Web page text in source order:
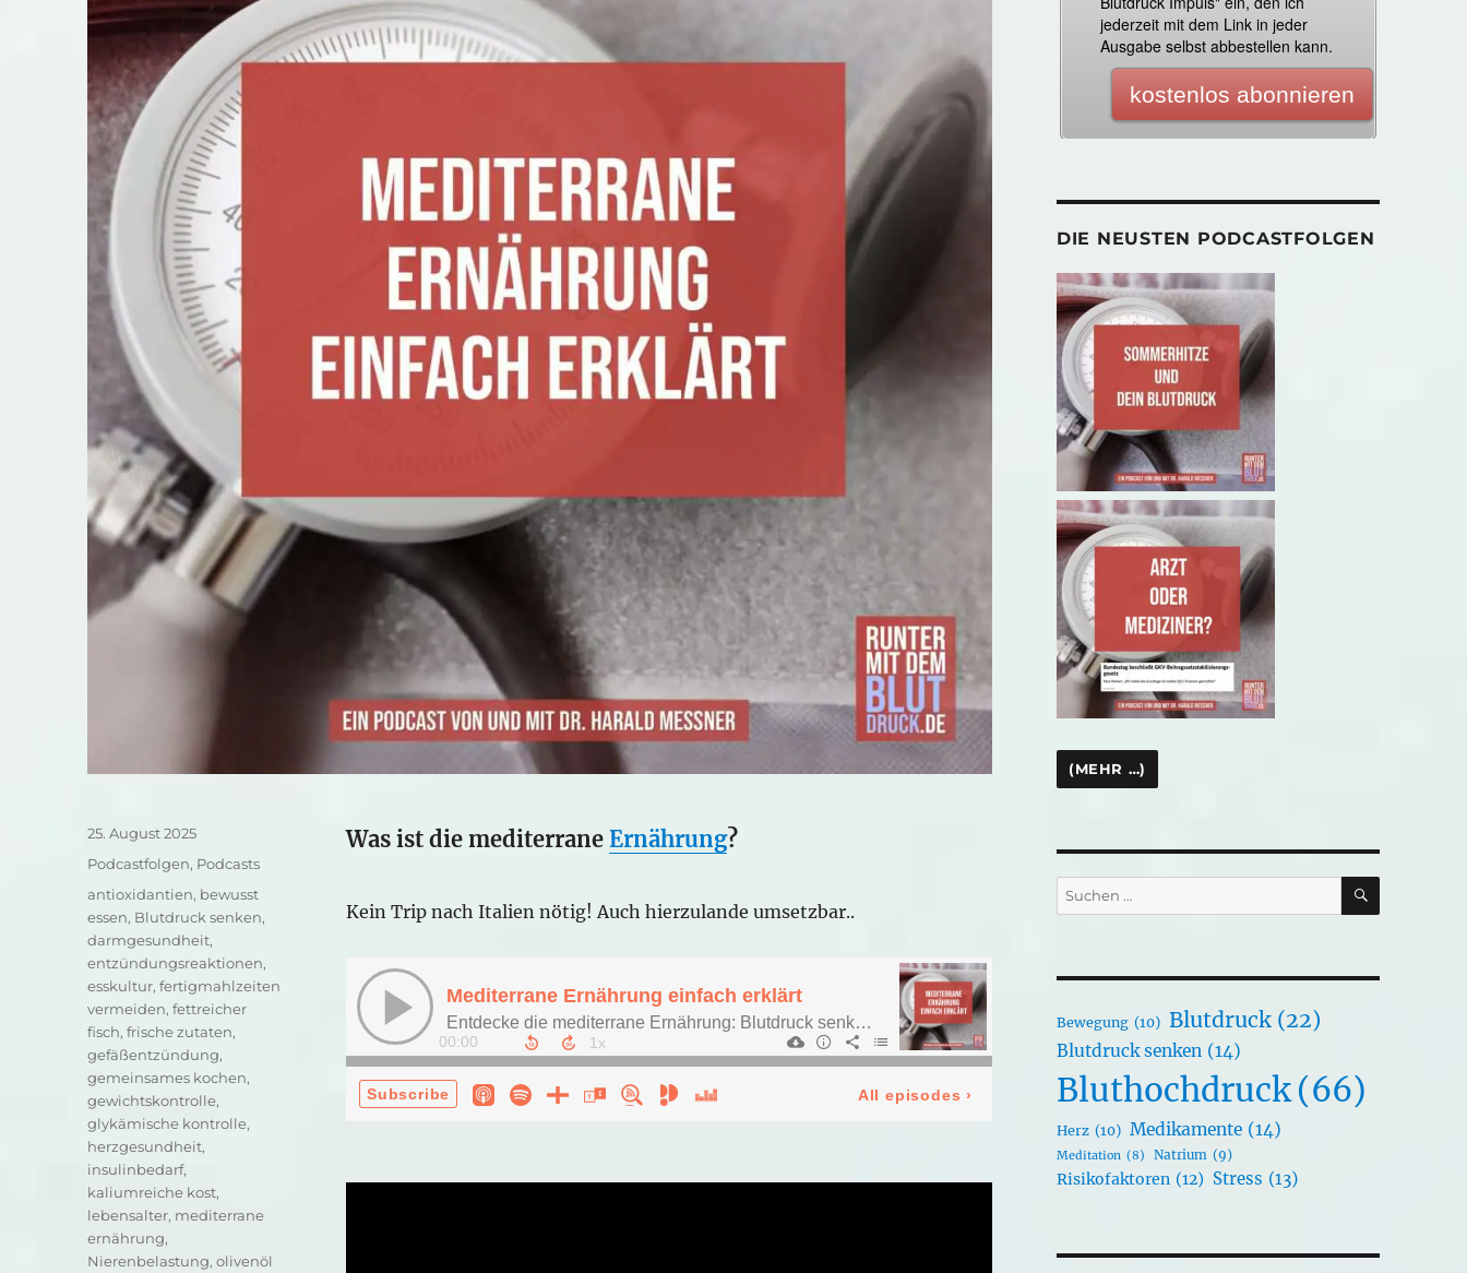
Was ist die mediterrane Ernährung?
Kein Trip nach Italien nötig! Auch hierzulande umsetzbar..
Veröffentlicht
25. August 2025
Kategorien
Podcastfolgen, Podcasts
Schlagwörter
antioxidantien, bewusst
essen, Blutdruck senken,
darmgesundheit,
entzündungsreaktionen,
esskultur,fertigmahlzeiten
vermeiden,fettreicher
fisch,frische zutaten,
gefäßentzündung,
gemeinsames kochen,
gewichtskontrolle,
glykämische kontrolle,
herzgesundheit,
insulinbedarf,
kaliumreiche kost,
lebensalter, mediterrane
ernährung,
Nierenbelastung,olivenöl
DIE NEUSTEN PODCASTFOLGEN
Suchen
nach:
SUCHEN
Bewegung (10) Blutdruck (22)
Blutdruck senken (14)
Bluthochdruck(66)
Herz (10) Medikamente (14)
Meditation (8) Natrium (9)
Risikofaktoren (12) Stress (13)